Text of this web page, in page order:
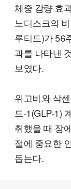
체중 감량 효
노디스크의
루티드)가 56
과를 나타낸
보였다.
위고비와 삭
드-1(GLP-1)
취했을 때 장
절에 중요한
돕는다.